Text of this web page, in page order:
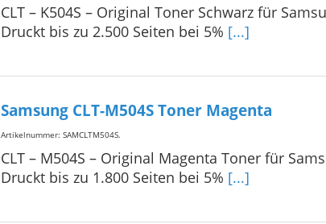
CLT – K504S – Original Toner Schwarz für
Druckt bis zu 2.500 Seiten bei 5% [...]
Samsung CLT-M504S Toner Magenta
Artikelnummer: SAMCLTM504S.
CLT – M504S – Original Magenta Toner für
Druckt bis zu 1.800 Seiten bei 5% [...]